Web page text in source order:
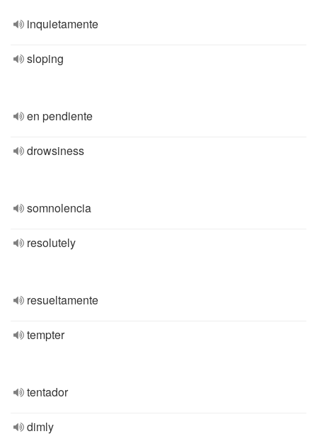
inquietamente
sloping
en pendiente
drowsiness
somnolencia
resolutely
resueltamente
tempter
tentador
dimly